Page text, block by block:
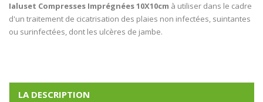
Ialuset Compresses Imprégnées 10X10cm à utiliser dans le cadre
d'un traitement de cicatrisation des plaies non infectées, suintantes
ou surinfectées, dont les ulcères de jambe.
LA DESCRIPTION